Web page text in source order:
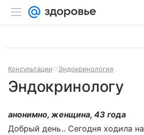
Консультации Эндокринология
Эндокринологу
анонимно, женщина, 43 года
Добрый день.. Сегодня ходила